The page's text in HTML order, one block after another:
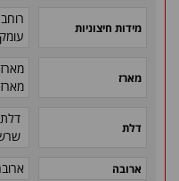
מידות חיצוניות
עומק -
מארז
דלת
ארובה